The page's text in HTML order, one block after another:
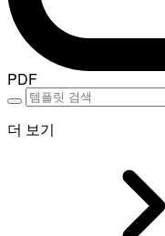
PDF
더 보기